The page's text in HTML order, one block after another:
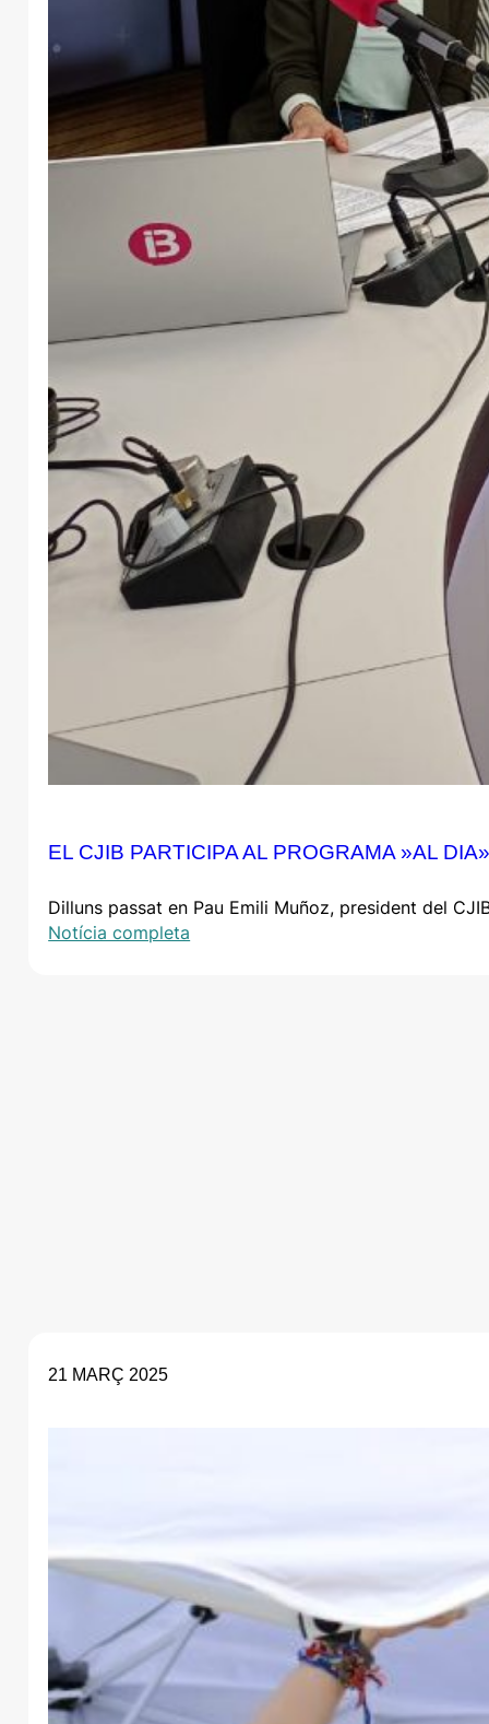
EL CJIB PARTICIPA AL PROGRAMA »AL
Dilluns passat en Pau Emili Muñoz, president del
Notícia completa
21 MARÇ 2025